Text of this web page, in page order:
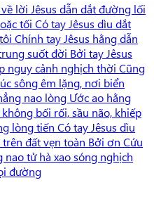
lời Jêsus dẫn dắt đường lối
tối Có tay Jêsus dìu dắt
Chính tay Jêsus hằng dẫn
suốt đời Bởi tay Jêsus
nguy cảnh nghịch thời Cũng
sông êm lặng, nơi biển
nao lòng Ước ao hằng
bối rối, sầu não, khiếp
lòng tiến Có tay Jêsus dìu
đất vẹn toàn Bởi ơn Cứu
nao tử hà xao sóng nghịch
đường